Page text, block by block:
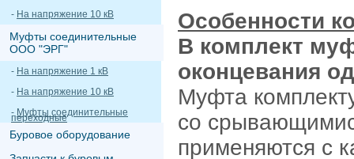
Особенности
В комплект
оконцевания
Муфта
со
применяются с
- На напряжение 10 кВ
Муфты соединительные
ООО "ЭРГ"
- На напряжение 1 кВ
- На напряжение 10 кВ
- Муфты соединительные
переходные
Буровое оборудование